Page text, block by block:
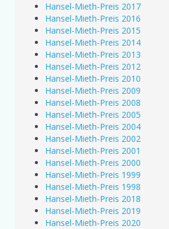
Hansel-Mieth-Preis 2017
Hansel-Mieth-Preis 2016
Hansel-Mieth-Preis 2015
Hansel-Mieth-Preis 2014
Hansel-Mieth-Preis 2013
Hansel-Mieth-Preis 2012
Hansel-Mieth-Preis 2010
Hansel-Mieth-Preis 2009
Hansel-Mieth-Preis 2008
Hansel-Mieth-Preis 2005
Hansel-Mieth-Preis 2004
Hansel-Mieth-Preis 2002
Hansel-Mieth-Preis 2001
Hansel-Mieth-Preis 2000
Hansel-Mieth-Preis 1999
Hansel-Mieth-Preis 1998
Hansel-Mieth-Preis 2018
Hansel-Mieth-Preis 2019
Hansel-Mieth-Preis 2020